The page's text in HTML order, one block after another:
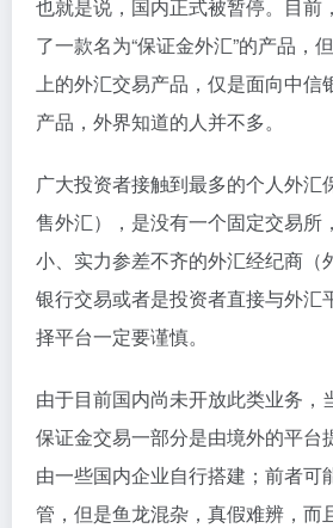
也就是说，国内正式被暂停。目前
了一款名为“保证金外汇”的产品，
上的外汇交易产品，仅是面向中
产品，外界知道的人并不多。
广大投资者接触到最多的个人外汇
售外汇），是没有一个固定交易所
小、实力参差不齐的外汇经纪商（
银行交易或者是投资者直接与外汇
择平台一定要谨慎。
由于目前国内尚未开放此类业务，
保证金交易一部分是由境外的平台
由一些国内企业自行搭建；前者可
管，但是鱼龙混杂，真假难辨，而